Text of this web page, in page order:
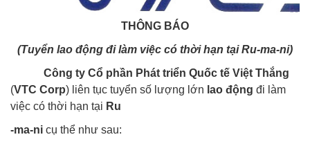
THÔNG BÁO
(Tuyển lao động đi làm việc có thời hạn tạiRu-ma-ni)
Công ty Cổ phần Phát triển Quốc tế Việt Thắng
(VTC Corp) liên tục tuyển số lượng lớn lao động đi làm
việc có thời hạn tại Ru
-ma-ni cụ thể như sau: